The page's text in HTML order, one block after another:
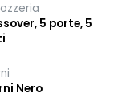
5 porte, 5
Nero